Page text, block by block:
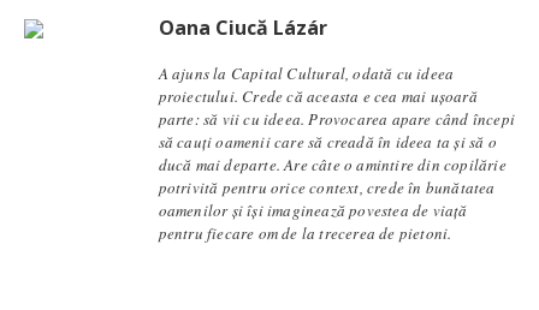
Oana Ciucă Lázár
A ajuns la Capital Cultural, odată cu ideea
proiectului. Crede că aceasta e cea mai ușoară
parte: să vii cu ideea. Provocarea apare când începi
să cauți oamenii care să creadă în ideea ta și să o
ducă mai departe. Are câte o amintire din copilărie
potrivită pentru orice context, crede în bunătatea
oamenilor și își imaginează povestea de viață
pentru fiecare om de la trecerea de pietoni.